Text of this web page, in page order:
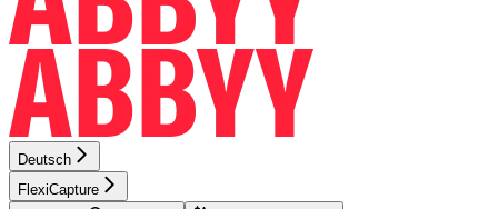
Deutsch
FlexiCapture